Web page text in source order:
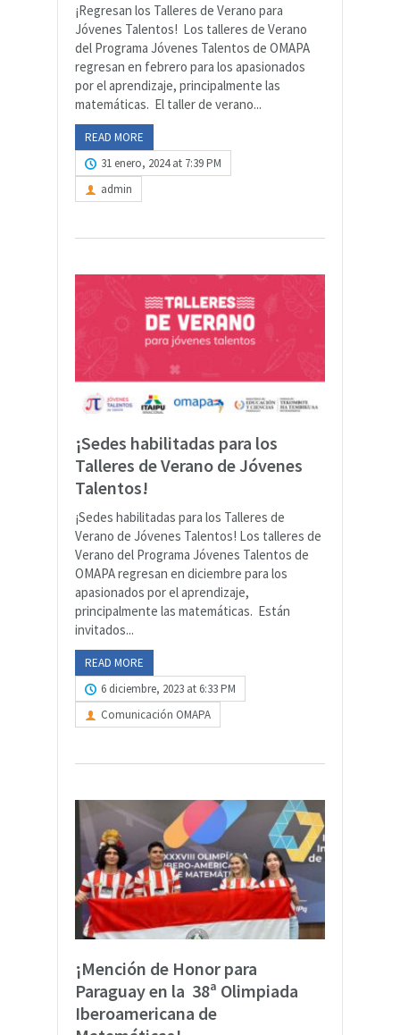
¡Regresan los Talleres de Verano para
Jóvenes Talentos! Los talleres de Verano
del Programa Jóvenes Talentos de OMAPA
regresan en febrero para los apasionados
por el aprendizaje, principalmente las
matemáticas. El taller de verano...
READ MORE
31 enero, 2024 at 7:39 PM
admin
¡Sedes habilitadas para los
Talleres de Verano de Jóvenes
Talentos!
¡Sedes habilitadas para los Talleres de
Verano de Jóvenes Talentos! Los talleres de
Verano del Programa Jóvenes Talentos de
OMAPA regresan en diciembre para los
apasionados por el aprendizaje,
principalmente las matemáticas. Están
invitados...
READ MORE
6 diciembre, 2023 at 6:33 PM
Comunicación OMAPA
¡Mención de Honor para
Paraguay en la 38ª Olimpiada
Iberoamericana de